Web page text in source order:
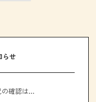
らせ
＼南の駅やえせ会議室の予約状況の確認はこちら！／